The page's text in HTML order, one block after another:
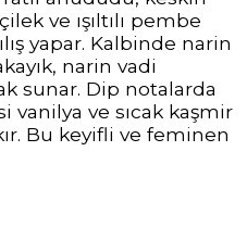
ve ışıltılı pembe
yapar. Kalbinde narin
narin vadi
sunar. Dip notalarda
vanilya ve sıcak kaşmir
Bu keyifli ve feminen